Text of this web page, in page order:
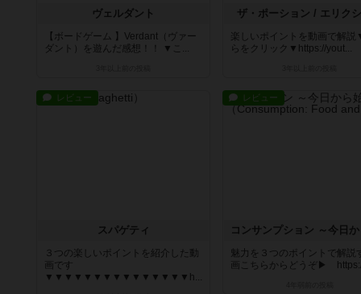
ヴェルダント
【ボードゲーム 】Verdant（ヴァー
ダント）を遊んだ感想！！ ▼こ...
ザ・ポーション / エリク
楽しいポイントを動画で解
らをクリック▼https://yout...
レビュー
スパゲティ
３つの楽しいポイントを紹介した動
画です
▼▼▼▼▼▼▼▼▼▼▼▼▼▼▼h...
レビュー
魅力を３つのポイントで解説
画こちらからどうぞ▶